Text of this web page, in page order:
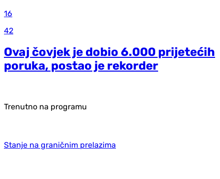
16
42
Ovaj čovjek je dobio 6.000 prijetećih
poruka, postao je rekorder
Trenutno na programu
Stanje na graničnim prelazima